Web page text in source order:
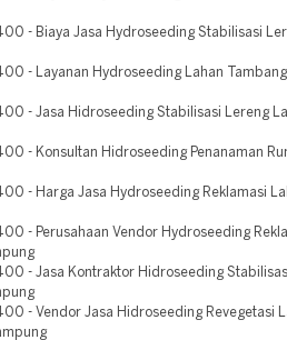
- Biaya Jasa Hydroseeding Stabilisasi
- Layanan Hydroseeding Lahan Tambang
- Jasa Hidroseeding Stabilisasi Lereng
- Konsultan Hidroseeding Penanaman
- Harga Jasa Hydroseeding Reklamasi
- Perusahaan Vendor Hydroseeding
- Jasa Kontraktor Hidroseeding
- Vendor Jasa Hidroseeding Revegetasi